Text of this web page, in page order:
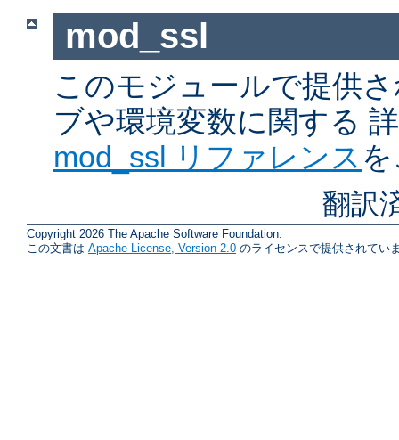
mod_ssl
このモジュールで提供
ブや環境変数に関する
mod_ssl リファレンス
翻訳
Copyright 2026 The Apache Software Foundation.
この文書は Apache License, Version 2.0 のライセンスで提供されてい